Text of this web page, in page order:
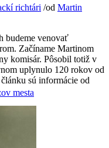
mesta
richtári /od Martin
budeme venovať
Začíname Martinom
komisár. Pôsobil totiž v
uplynulo 120 rokov od
sú informácie od